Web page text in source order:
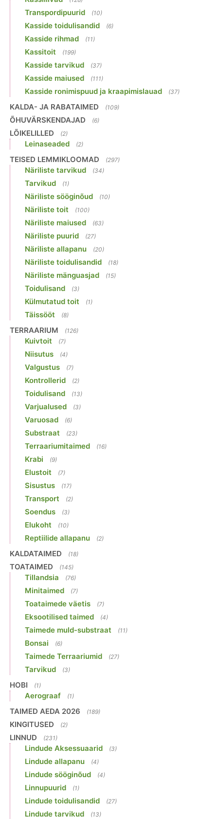
Transpordipuurid (10)
Kasside toidulisandid (6)
Kasside rihmad (11)
Kassitoit (199)
Kasside tarvikud (37)
Kasside maiused (111)
Kasside ronimispuud ja kraapimislauad (37)
KALDA- JA RABATAIMED (109)
ÕHUVÄRSKENDAJAD (6)
LÕIKELILLED (2)
Leinaseaded (2)
TEISED LEMMIKLOOMAD (297)
Näriliste tarvikud (34)
Tarvikud (1)
Näriliste sööginõud (10)
Näriliste toit (100)
Näriliste maiused (63)
Näriliste puurid (27)
Näriliste allapanu (20)
Näriliste toidulisandid (18)
Näriliste mänguasjad (15)
Toidulisand (3)
Külmutatud toit (1)
Täissööt (8)
TERRAARIUM (126)
Kuivtoit (7)
Niisutus (4)
Valgustus (7)
Kontrollerid (2)
Toidulisand (13)
Varjualused (3)
Varuosad (6)
Substraat (23)
Terraariumitaimed (16)
Krabi (9)
Elustoit (7)
Sisustus (17)
Transport (2)
Soendus (3)
Elukoht (10)
Reptiilide allapanu (2)
KALDATAIMED (18)
TOATAIMED (145)
Tillandsia (76)
Minitaimed (7)
Toataimede väetis (7)
Eksootilised taimed (4)
Taimede muld-substraat (11)
Bonsai (6)
Taimede Terraariumid (27)
Tarvikud (3)
HOBI (1)
Aerograaf (1)
TAIMED AEDA 2026 (189)
KINGITUSED (2)
LINNUD (231)
Lindude Aksessuaarid (3)
Lindude allapanu (4)
Lindude sööginõud (4)
Linnupuurid (1)
Lindude toidulisandid (27)
Lindude tarvikud (13)